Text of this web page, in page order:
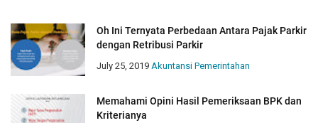
Oh Ini Ternyata Perbedaan Antara Pajak Parkir
dengan Retribusi Parkir
July 25, 2019 Akuntansi Pemerintahan
Memahami Opini Hasil Pemeriksaan BPK dan
Kriterianya